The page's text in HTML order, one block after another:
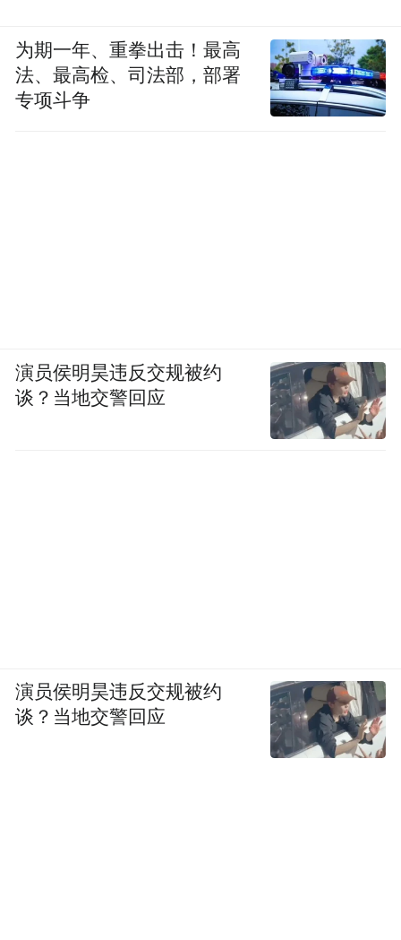
为期一年、重拳出击！最高
法、最高检、司法部，部署
专项斗争
演员侯明昊违反交规被约
谈？当地交警回应
演员侯明昊违反交规被约
谈？当地交警回应